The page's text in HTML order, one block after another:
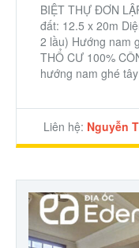
BIỆT THỰ ĐƠN
đất: 12.5 x 20m
2 lầu) Hướng nam
THỔ CƯ 100%
hướng nam ghé
Liên hệ: Nguyễn